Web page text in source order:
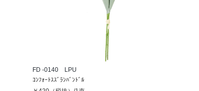
FD -0140 LPU
ｺﾝﾌｫｰﾄｽｽﾞﾗﾝﾊﾞﾝﾄﾞﾙ